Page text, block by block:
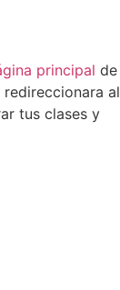
principal de
redireccionara al
tus clases y